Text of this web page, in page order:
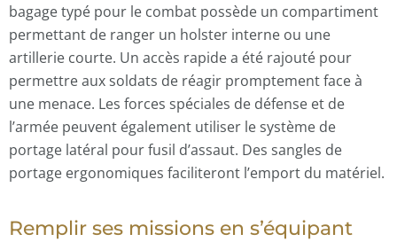
bagage typé pour le combat possède un compartiment
permettant de ranger un holster interne ou une
artillerie courte. Un accès rapide a été rajouté pour
permettre aux soldats de réagir promptement face à
une menace. Les forces spéciales de défense et de
l’armée peuvent également utiliser le système de
portage latéral pour fusil d’assaut. Des sangles de
portage ergonomiques faciliteront l’emport du matériel.
Remplir ses missions en s’équipant